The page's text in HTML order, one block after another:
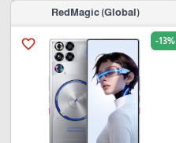
(RedMagic (Global
favorite_border -13%